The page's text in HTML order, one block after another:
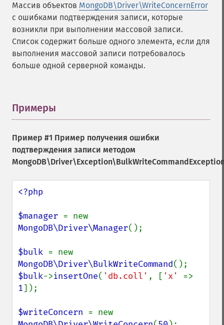
Массив объектов MongoDB\Driver\WriteConcernError
с ошибками подтверждения записи, которые
возникли при выполнении массовой записи.
Список содержит больше одного элемента, если для
выполнения массовой записи потребовалось
больше одной серверной команды.
Примеры
Пример #1 Пример получения ошибки
подтверждения записи методом
<?php
$manager
MongoDB\Driver\Manager();
$bulk
MongoDB\Driver\BulkWriteCommand
$bulk->insertOne( 'db.coll' , [ 'x'
1]);
$writeConcern